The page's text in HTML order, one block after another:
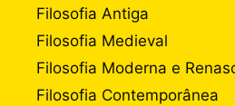
Filosofia Antiga
Filosofia Medieval
Filosofia Moderna e
Filosofia Contemporânea